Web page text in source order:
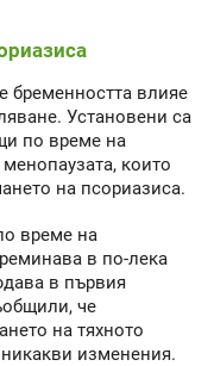
бременността влияе
Установени са
по време на
които
на псориазиса.
време на
в по-лека
в първия
че
на тяхното
изменения.